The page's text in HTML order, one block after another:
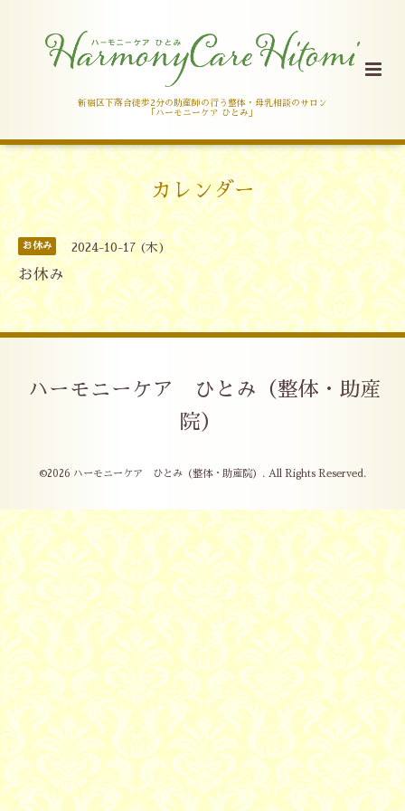
新宿区下落合徒歩2分の助産師の行う整体・母乳相談のサロン
「ハーモニーケア ひとみ」
カレンダー
お休み 2024-10-17 (木)
お休み
ハーモニーケア ひとみ（整体・助産
院）
©2026 ハーモニーケア ひとみ（整体・助産院） . All Rights Reserved.